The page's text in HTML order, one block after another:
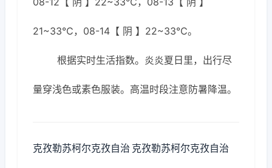
21~33℃，08-14【 阴 】22~33℃。
根据实时生活指数。炎炎夏日里，出行尽
量穿浅色或素色服装。高温时段注意防暑降温。
克孜勒苏柯尔克孜自治 克孜勒苏柯尔克孜自治